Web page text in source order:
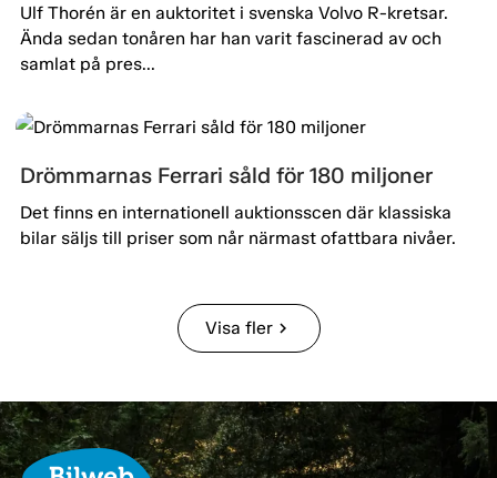
Ulf Thorén är en auktoritet i svenska Volvo R-kretsar.
Ända sedan tonåren har han varit fascinerad av och
samlat på pres...
Drömmarnas Ferrari såld för 180 miljoner
Det finns en internationell auktionsscen där klassiska
bilar säljs till priser som når närmast ofattbara nivåer.
Visa flerchevron_right